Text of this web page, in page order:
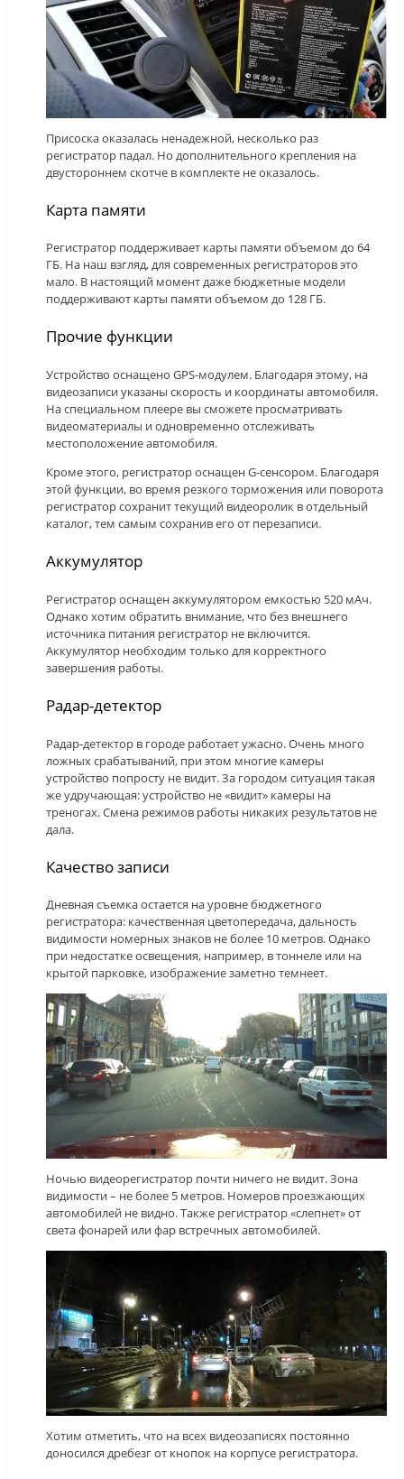
Присоска оказалась ненадежной, несколько раз
регистратор падал. Но дополнительного крепления на
двустороннем скотче в комплекте не оказалось.
Карта памяти
Регистратор поддерживает карты памяти объемом до 64
ГБ. На наш взгляд, для современных регистраторов это
мало. В настоящий момент даже бюджетные модели
поддерживают карты памяти объемом до 128 ГБ.
Прочие функции
Устройство оснащено GPS-модулем. Благодаря этому, на
видеозаписи указаны скорость и координаты автомобиля.
На специальном плеере вы сможете просматривать
видеоматериалы и одновременно отслеживать
местоположение автомобиля.
Кроме этого, регистратор оснащен G-сенсором. Благодаря
этой функции, во время резкого торможения или поворота
регистратор сохранит текущий видеоролик в отдельный
каталог, тем самым сохранив его от перезаписи.
Аккумулятор
Регистратор оснащен аккумулятором емкостью 520 мАч.
Однако хотим обратить внимание, что без внешнего
источника питания регистратор не включится.
Аккумулятор необходим только для корректного
завершения работы.
Радар-детектор
Радар-детектор в городе работает ужасно. Очень много
ложных срабатываний, при этом многие камеры
устройство попросту не видит. За городом ситуация такая
же удручающая: устройство не «видит» камеры на
треногах. Смена режимов работы никаких результатов не
дала.
Качество записи
Дневная съемка остается на уровне бюджетного
регистратора: качественная цветопередача, дальность
видимости номерных знаков не более 10 метров. Однако
при недостатке освещения, например, в тоннеле или на
крытой парковке, изображение заметно темнеет.
Ночью видеорегистратор почти ничего не видит. Зона
видимости – не более 5 метров. Номеров проезжающих
автомобилей не видно. Также регистратор «слепнет» от
света фонарей или фар встречных автомобилей.
Хотим отметить, что на всех видеозаписях постоянно
доносился дребезг от кнопок на корпусе регистратора.